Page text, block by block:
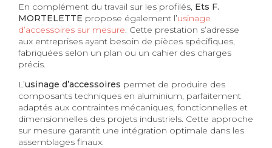
En complément du travail sur les profilés, Ets F.
MORTELETTE propose également l’usinage
d’accessoires sur mesure. Cette prestation s’adresse
aux entreprises ayant besoin de pièces spécifiques,
fabriquées selon un plan ou un cahier des charges
précis.
L’usinage d’accessoires permet de produire des
composants techniques en aluminium, parfaitement
adaptés aux contraintes mécaniques, fonctionnelles et
dimensionnelles des projets industriels. Cette approche
sur mesure garantit une intégration optimale dans les
assemblages finaux.